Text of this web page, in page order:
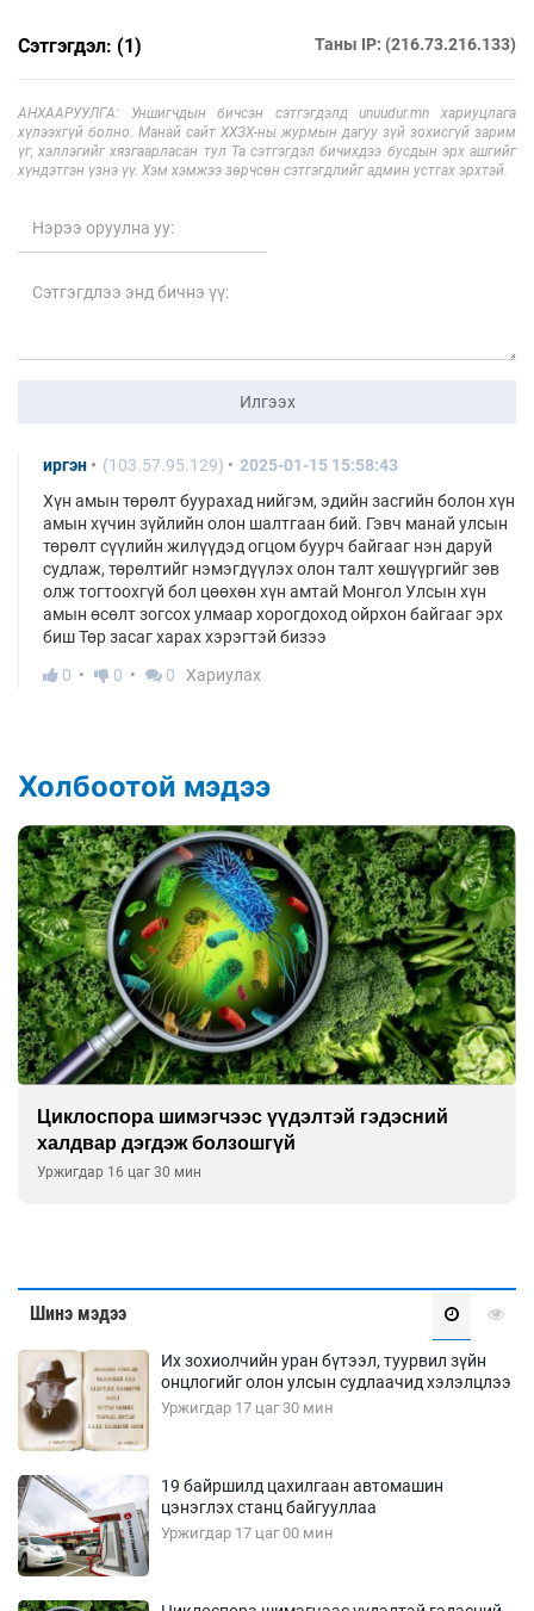
Сэтгэгдэл: (1) Таны IP: (216.73.216.133)
АНХААРУУЛГА: Уншигчдын бичсэн сэтгэгдэлд unuudur.mn хариуцлага
хүлээхгүй болно. Манай сайт ХХЗХ-ны журмын дагуу зүй зохисгүй зарим
үг, хэллэгийг хязгаарласан тул Та сэтгэгдэл бичихдээ бусдын эрх ашгийг
хүндэтгэн үзнэ үү. Хэм хэмжээ зөрчсөн сэтгэгдлийг админ устгах эрхтэй.
Илгээх
иргэн (103.57.95.129)
2025-01-15 15:58:43
Хүн амын төрөлт буурахад нийгэм, эдийн засгийн болон хүн
амын хүчин зүйлийн олон шалтгаан бий. Гэвч манай улсын
төрөлт сүүлийн жилүүдэд огцом буурч байгааг нэн даруй
судлаж, төрөлтийг нэмэгдүүлэх олон талт хөшүүргийг зөв
олж тогтоохгүй бол цөөхөн хүн амтай Монгол Улсын хүн
амын өсөлт зогсох улмаар хорогдоход ойрхон байгааг эрх
биш Төр засаг харах хэрэгтэй бизээ
0
0 0 Хариулах
Холбоотой мэдээ
Сэтгэцийн эрүүл мэндэд “санаа
улсын хурал зохион байгуулна
Шинэ мэдээ
Их зохиолчийн уран бүтээл, туурвил зүйн
онцлогийг олон улсын судлаачид хэлэлцлээ
Уржигдар 17 цаг 30 мин
19 байршилд цахилгаан автомашин
цэнэглэх станц байгууллаа
Уржигдар 17 цаг 00 мин